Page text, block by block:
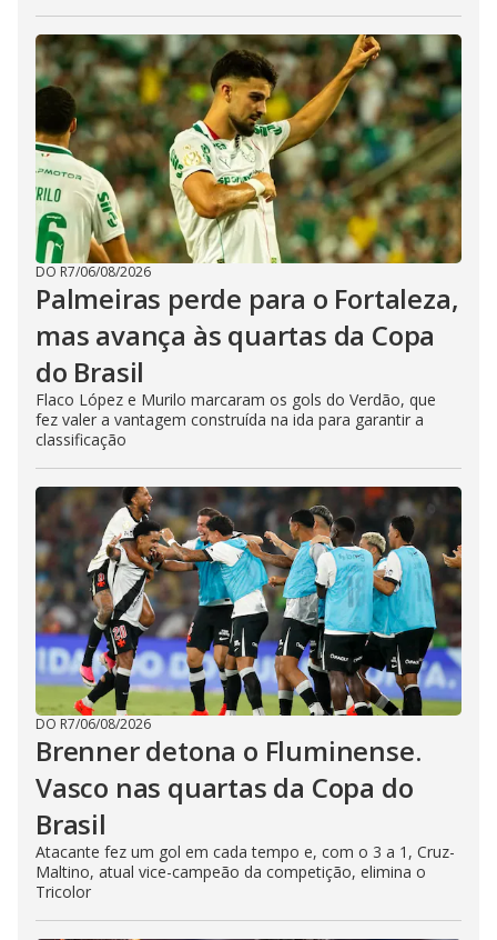
DO R7/06/08/2026
Palmeiras perde para o Fortaleza,
mas avança às quartas da Copa
do Brasil
Flaco López e Murilo marcaram os gols do Verdão, que
fez valer a vantagem construída na ida para garantir a
classificação
DO R7/06/08/2026
Brenner detona o Fluminense.
Vasco nas quartas da Copa do
Brasil
Atacante fez um gol em cada tempo e, com o 3 a 1, Cruz-
Maltino, atual vice-campeão da competição, elimina o
Tricolor